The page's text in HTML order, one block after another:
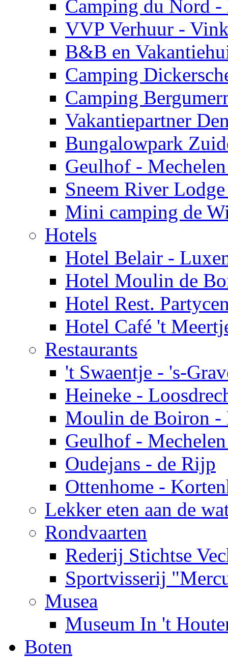
Camping du Nord
VVP Verhuur -
B&B en
Camping
Camping
Vakantiepartner
Bungalowpark
Geulhof -
Sneem River
Mini camping de
Hotels
Hotel Belair -
Hotel Moulin de
Hotel Rest.
Hotel Café 't
Restaurants
't Swaentje - 's-
Heineke -
Moulin de Boiron -
Geulhof -
Oudejans - de Rijp
Ottenhome -
Lekker eten aan de
Rondvaarten
Rederij Stichtse
Sportvisserij
Musea
Museum In 't
Boten